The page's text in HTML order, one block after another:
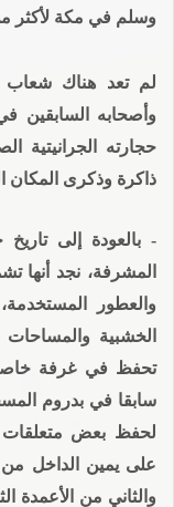
وسلم في مكة لأكثر من 53 عاما قبل هجرته إلى المدينة
لم تعد هناك شعاب
وأصحابه السابقين
حجارته الجرانيتية
ذاكرة وذكرى المكان
- بالعودة إلى
المشرفة، نجد أنها
والعطور
الخشبية
تحفظ في غرفة
سابقا في بدروم
لحفظ بعض متعلقات
على يمين الداخل من
والثاني من الأعمدة